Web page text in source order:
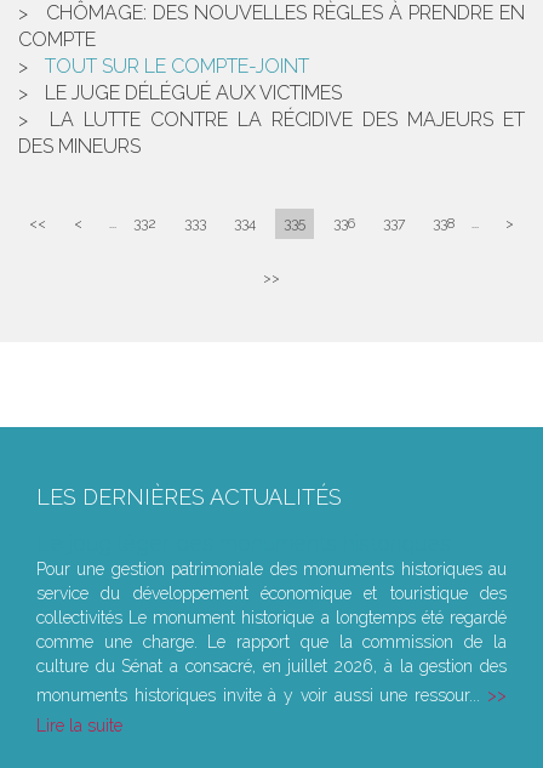
CHÔMAGE: DES NOUVELLES RÈGLES À PRENDRE EN
COMPTE
TOUT SUR LE COMPTE-JOINT
LE JUGE DÉLÉGUÉ AUX VICTIMES
LA LUTTE CONTRE LA RÉCIDIVE DES MAJEURS ET
DES MINEURS
<< < ... 332 333 334 335 336 337 338 ... >
>>
LES DERNIÈRES ACTUALITÉS
Pour une gestion patrimoniale des monuments historiques au
service du développement économique et touristique des
collectivités Le monument historique a longtemps été regardé
comme une charge. Le rapport que la commission de la
culture du Sénat a consacré, en juillet 2026, à la gestion des
monuments historiques invite à y voir aussi une ressour...
Lire la suite